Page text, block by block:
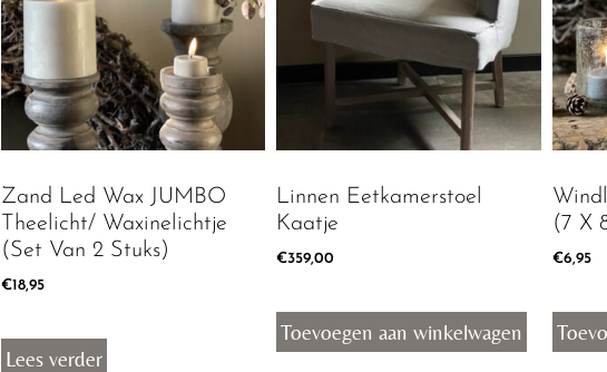
Zand Led Wax JUMBO
Theelicht/ Waxinelichtje
(Set Van 2 Stuks)
€18,95
Lees verder
Linnen Eetkamerstoel
Kaatje
€359,00
Toevoegen aan winkelwagen
(7 X
€6,95